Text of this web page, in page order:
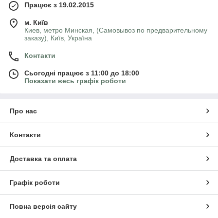
Працює з 19.02.2015
м. Київ
Киев, метро Минская, (Самовывоз по предварительному
заказу), Київ, Україна
Контакти
Сьогодні працює з 11:00 до 18:00
Показати весь графік роботи
Про нас
Контакти
Доставка та оплата
Графік роботи
Повна версія сайту